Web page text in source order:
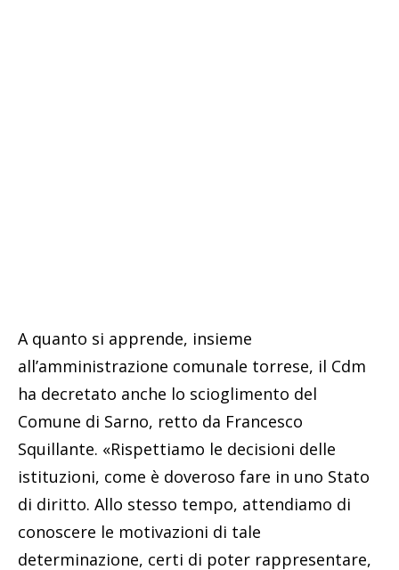
A quanto si apprende, insieme
all’amministrazione comunale torrese, il Cdm
ha decretato anche lo scioglimento del
Comune di Sarno, retto da Francesco
Squillante. «Rispettiamo le decisioni delle
istituzioni, come è doveroso fare in uno Stato
di diritto. Allo stesso tempo, attendiamo di
conoscere le motivazioni di tale
determinazione, certi di poter rappresentare,